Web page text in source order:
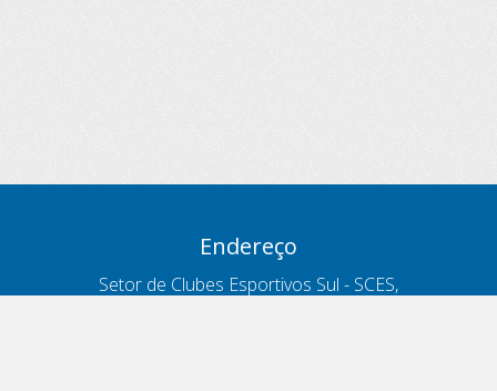
Endereço
Setor de Clubes Esportivos Sul - SCES,